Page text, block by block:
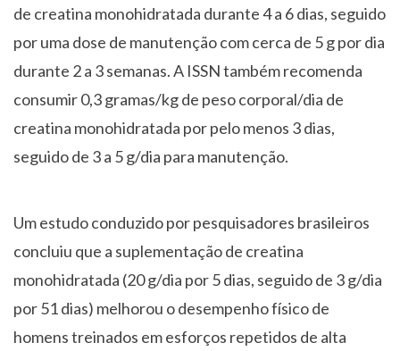
de creatina monohidratada durante 4 a 6 dias, seguido
por uma dose de manutenção com cerca de 5 g por dia
durante 2 a 3 semanas. A ISSN também recomenda
consumir 0,3 gramas/kg de peso corporal/dia de
creatina monohidratada por pelo menos 3 dias,
seguido de 3 a 5 g/dia para manutenção.
Um estudo conduzido por pesquisadores brasileiros
concluiu que a suplementação de creatina
monohidratada (20 g/dia por 5 dias, seguido de 3 g/dia
por 51 dias) melhorou o desempenho físico de
homens treinados em esforços repetidos de alta